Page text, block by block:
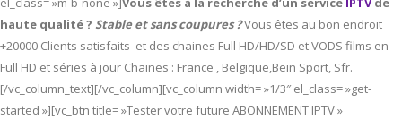
haute qualité ? Stable et sans coupures ?Vous êtes au bon endroit
+20000 Clients satisfaits et des chaines Full HD/HD/SD et VODS films en
Full HD et séries à jour Chaines : France , Belgique,Bein Sport, Sfr.
[/vc_column_text][/vc_column][vc_column width= »1/3″ el_class= »get-
started »][vc_btn title= »Tester votre future ABONNEMENT IPTV »